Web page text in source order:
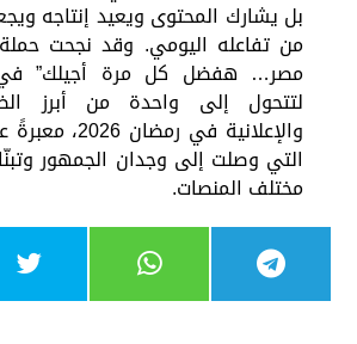
بل يشارك المحتوى ويعيد إنتاجه
من تفاعله اليومي. وقد نجحت
مصر… هفضل كل مرة أجيلك”
لتتحول إلى واحدة من أبرز
والإعلانية في
التي وصلت إلى وجدان الجمهور
مختلف المنصات.